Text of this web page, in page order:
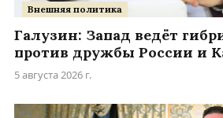
Внешняя политика
Галузин: Запад ведёт
против дружбы России и
5 августа 2026 г.